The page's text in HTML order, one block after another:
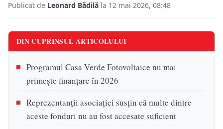
Publicat de Leonard Bădilă la 12 mai 2026, 08:48
DIN CUPRINSUL ARTICOLULUI
Programul Casa Verde Fotovoltaice nu mai
primește finanțare în 2026
Reprezentanții asociației susțin că multe dintre
aceste fonduri nu au fost accesate suficient